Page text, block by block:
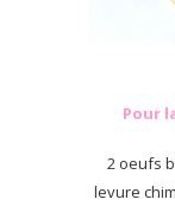
Pour
2 oeufs
levure